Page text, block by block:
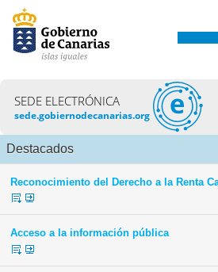
SEDE ELECTRÓNICA
sede.gobiernodecanarias.org
Destacados
Reconocimiento del Derecho a la Renta
Acceso a la información pública